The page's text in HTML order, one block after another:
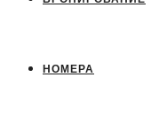
НОМЕРА